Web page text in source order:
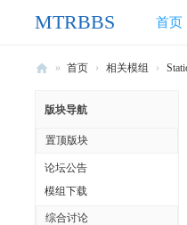
MTRBBS 首页
R
B
» 首页 › 相关模组 ›
版块导航
置顶版块
论坛公告
模组下载
综合讨论